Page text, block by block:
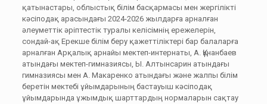
қатынастары, облыстық білім басқармасы мен жергілікті
кәсіподақ арасындағы 2024-2026 жылдарға арналған
әлеуметтік әріптестік туралы келісімнің ережелерін,
сондай-ақ Ерекше білім беру қажеттіліктері бар балаларға
арналған Арқалық арнайы мектеп-интернаты, А. Құнанбаев
атындағы мектеп-гимназиясы, Ы. Алтынсарин атындағы
гимназиясы мен А. Макаренко атындағы және жалпы білім
беретін мектебі ұйымдарының бастауыш кәсіподақ
ұйымдарында ұжымдық шарттардың нормаларын сақтау